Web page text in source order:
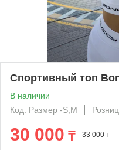
Спортивный топ
В наличии
Код: Размер -S,M
30 000 ₸ 33 000 ₸